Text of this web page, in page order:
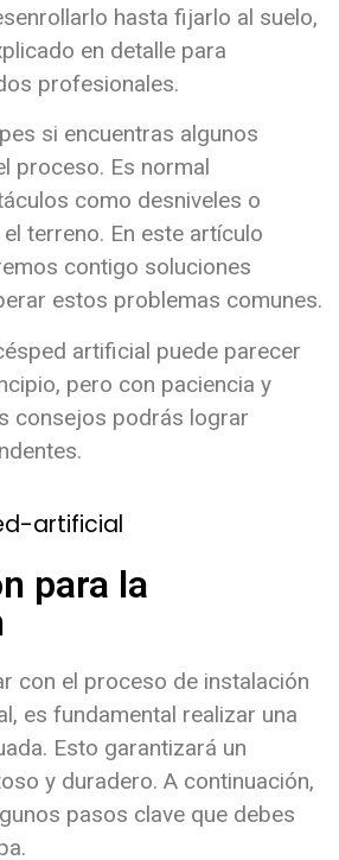
hasta fijarlo al suelo,
en detalle para
profesionales.
si encuentras algunos
proceso. Es normal
como desniveles o
terreno. En este artículo
contigo soluciones
estos problemas comunes.
artificial puede parecer
pero con paciencia y
consejos podrás lograr
para la
con el proceso de instalación
es fundamental realizar una
Esto garantizará un
y duradero. A continuación,
pasos clave que debes